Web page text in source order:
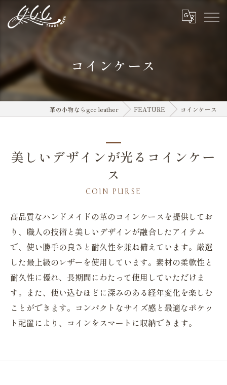
コインケース
革の小物ならgcc leather FEATURE コインケース
美しいデザインが光るコインケー
ス
COIN PURSE
高品質なハンドメイドの革のコインケースを提供してお
り、職人の技術と美しいデザインが融合したアイテム
で、使い勝手の良さと耐久性を兼ね備えています。厳選
した最上級のレザーを使用しています。素材の柔軟性と
耐久性に優れ、長期間にわたって使用していただけま
す。また、使い込むほどに深みのある経年変化を楽しむ
ことができます。コンパクトなサイズ感と最適なポケッ
ト配置により、コインをスマートに収納できます。